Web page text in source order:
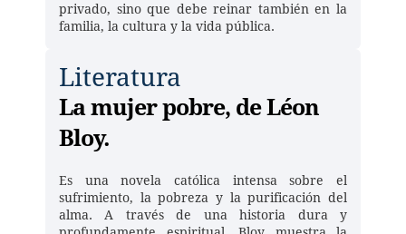
privado, sino que debe reinar también en la
familia, la cultura y la vida pública.
Literatura
La mujer pobre, de Léon
Bloy.
Es una novela católica intensa sobre el
sufrimiento, la pobreza y la purificación del
alma. A través de una historia dura y